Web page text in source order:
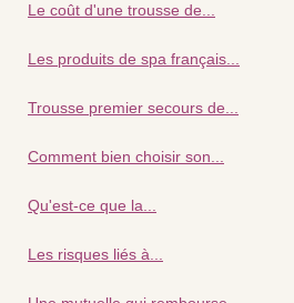
Le coût d'une trousse de...
Les produits de spa français...
Trousse premier secours de...
Comment bien choisir son...
Qu'est-ce que la...
Les risques liés à...